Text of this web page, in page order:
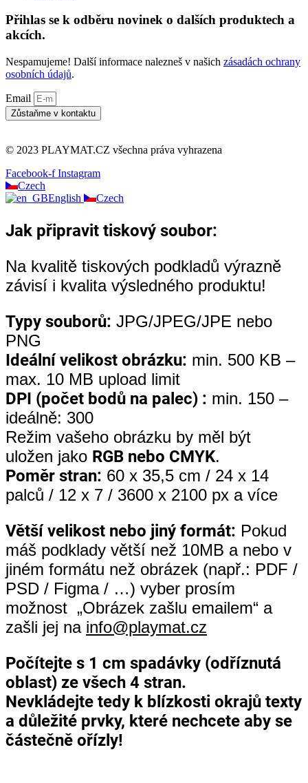
Přihlas se k odběru novinek o dalších produktech a
akcích.
Nespamujeme! Další informace nalezneš v našich zásadách ochrany
osobních údajů.
Email
Zůstaňme v kontaktu
© 2023 PLAYMAT.CZ všechna práva vyhrazena
Facebook-f Instagram
Czech
English
Czech
Jak připravit tiskový soubor:
Na kvalitě tiskových podkladů výrazně
závisí i kvalita výsledného produktu!
Typy souborů: JPG/JPEG/JPE nebo
PNG
Ideální velikost obrázku: min. 500 KB –
max. 10 MB upload limit
DPI (počet bodů na palec) : min. 150 –
ideálně: 300
Režim vašeho obrázku by měl být
uložen jako RGB nebo CMYK.
Poměr stran: 60 x 35,5 cm / 24 x 14
palců / 12 x 7 / 3600 x 2100 px a více
Větší velikost nebo jiný formát: Pokud
máš podklady větší než 10MB a nebo v
jiném formátu než obrázek (např.: PDF /
PSD / Figma / …) vyber prosím
možnost „Obrázek zašlu emailem“ a
zašli jej na info@playmat.cz
Počítejte s 1 cm spadávky (odříznutá
oblast) ze všech 4 stran.
Nevkládejte tedy k blízkosti okrajů texty
a důležité prvky, které nechcete aby se
částečně ořízly!